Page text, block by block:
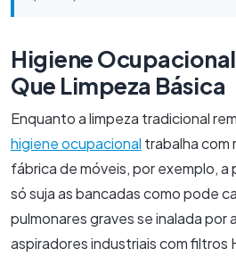
Higiene
Que Limpeza Básica
Enquanto a limpeza tradicional
higiene ocupacional trabalha com
fábrica de móveis, por exemplo, a
só suja as bancadas como pode
pulmonares graves se inalada por
aspiradores industriais com filtros